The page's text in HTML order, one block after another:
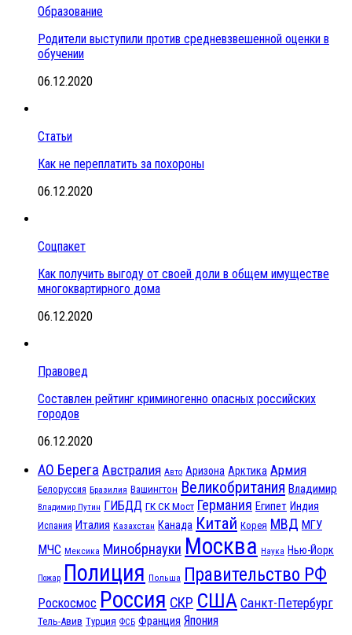
Образование
Родители выступили против средневзвешенной оценки в
обучении
06.12.2020
Статьи
Как не переплатить за похороны
06.12.2020
Соцпакет
Как получить выгоду от своей доли в общем имуществе
многоквартирного дома
06.12.2020
Правовед
Составлен рейтинг криминогенно опасных российских
городов
06.12.2020
АО Берега Австралия Авто Аризона Арктика Армия
Белоруссия Бразилия Вашингтон Великобритания Владимир
Владимир Путин ГИБДД ГК СК Мост Германия Египет Индия
Испания Италия Казахстан Канада Китай Корея МВД МГУ
МЧС Мексика Минобрнауки Москва Наука Нью-Йорк
Пожар Полиция Польша Правительство РФ
Роскосмос Россия СКР США Санкт-Петербург
Тель-Авив Турция ФСБ Франция Япония